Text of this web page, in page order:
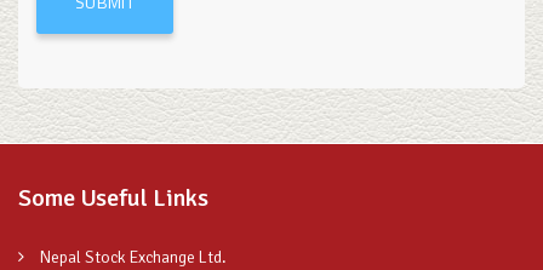
Some Useful Links
Nepal Stock Exchange Ltd.